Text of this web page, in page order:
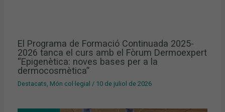
El Programa de Formació Continuada 2025-
2026 tanca el curs amb el Fòrum Dermoexpert
“Epigenètica: noves bases per a la
dermocosmètica”
Destacats Món col·legial / 10 de juliol de 2026